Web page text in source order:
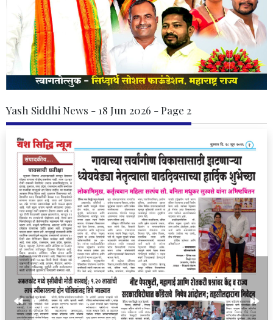
Yash Siddhi News - 18 Jun 2026 - Page 2